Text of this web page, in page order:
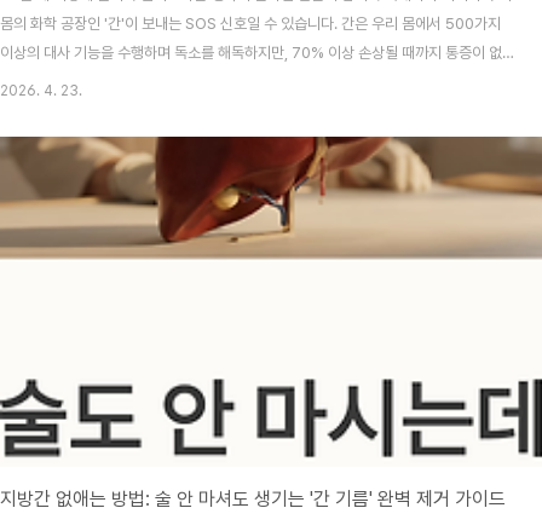
몸의 화학 공장인 '간'이 보내는 SOS 신호일 수 있습니다. 간은 우리 몸에서 500가지
이상의 대사 기능을 수행하며 독소를 해독하지만, 70% 이상 손상될 때까지 통증이 없
는 '침묵의 장기'입니다.특히 2026년 현재, 가공식품과 액상과당 섭취가 늘어나면서 술
늘은 과학적 근거를 바탕으로 간 해독을 돕는 간에 좋은 과일 7가지와 실전 회복 식단 가
이드를 3,000자 분량의 상세 정보로 전해드립니다.목차피로의 근본 원인: 간 기능과 해
독 시스템의 비밀간에 좋은 과일 BEST 7: 성분과 해외 연구 근거간 수치를 낮추는 2주
집중 회복..
2026. 4. 23.
지방간 없애는 방법: 술 안 마셔도 생기는 '간 기름' 완벽 제거 가이드